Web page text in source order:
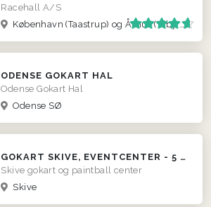
Racehall A/S
København (Taastrup) og Århus (Viby J )
ODENSE GOKART HAL
Odense Gokart Hal
Odense SØ
GOKART SKIVE, EVENTCENTER - 5 KAMP I SKOVHUGGERLAND, BUESKYDNING M.M.
Skive gokart og paintball center
Skive